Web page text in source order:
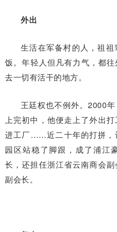
外出
生活在军备村的人，祖
饭。年轻人但凡有力气，都
去一切有活干的地方。
王廷权也不例外。2000
上完初中，他便走上了外出打
进工厂……近二十年的打拼，
园区站稳了脚跟，成了浦江
长，还担任浙江省云南商会
副会长。